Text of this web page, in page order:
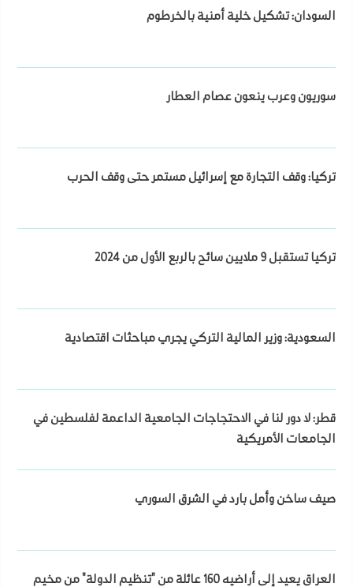
السودان: تشكيل خلية أمنية بالخرطوم
سوريون وعرب ينعون عصام العطار
تركيا: وقف التجارة مع إسرائيل مستمر حتى وقف الحرب
تركيا تستقبل 9 ملايين سائح بالربع الأول من 2024
السعودية: وزير المالية التركي يجري مباحثات اقتصادية
قطر: لا دور لنا في الاحتجاجات الجامعية الداعمة لفلسطين في
الجامعات الأمريكية
صيف ساخن وأمل بارد في الشرق السوري
العراق يعيد إلى أراضيه 160 عائلة من "تنظيم الدولة" من مخيم